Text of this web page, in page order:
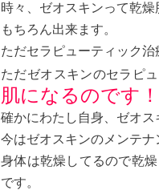
時々、ゼオスキンって乾燥
もちろん出来ます。
ただセラピューティック
ただゼオスキンのセラピ
肌になるのです！
確かにわたし自身、ゼオ
今はゼオスキンのメンテ
身体は乾燥してるので乾
です。